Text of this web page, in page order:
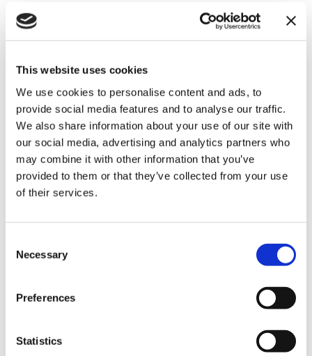
This website uses cookies
We use cookies to personalise content and ads, to
provide social media features and to analyse our traffic.
We also share information about your use of our site with
our social media, advertising and analytics partners who
may combine it with other information that you’ve
provided to them or that they’ve collected from your use
of their services.
Selection
Necessary
Preferences
Statistics
Il primo contatto post-vendita deve
considerare, che a questo punto del rapporto il
coinvolgimento del nostro contatto è ai massimi
livelli, pertanto è indispensabile tenere alta la sua
attenzione. Offrire uno sconto o un regalo,
anticipandolo già nell’oggetto, sarà un ottimo
modo per spingere il cliente a effettuare un nuovo
acquisto. Qualora per motivi di
budget
possibile offrire uno sconto, è possibile optare per
fatto in precedenza.Dare un valore aggiunto, in un
interiorizzare i servizi offerti e affidarsi nuovamente
◼️ Giorno 3:
transazione positiva, è utile ricontattare il nostro